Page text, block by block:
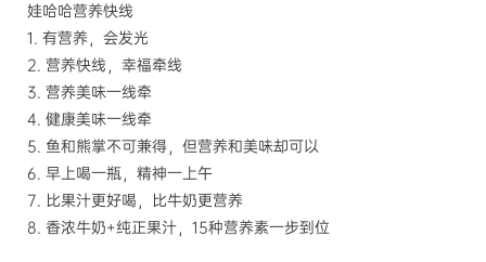
娃哈哈营养快线
1. 有营养，会发光
2. 营养快线，幸福牵线
3. 营养美味一线牵
4. 健康美味一线牵
5. 鱼和熊掌不可兼得，但营养和美味却可以
6. 早上喝一瓶，精神一上午
7. 比果汁更好喝，比牛奶更营养
8. 香浓牛奶+纯正果汁， 15种营养素一步到位